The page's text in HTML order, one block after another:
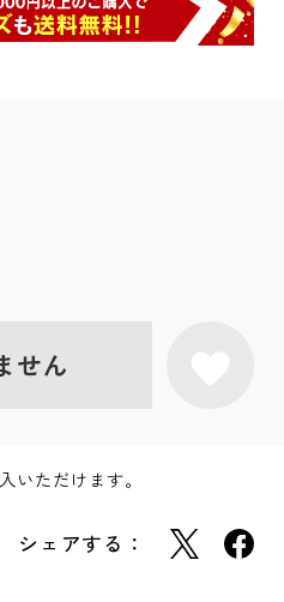
せん
いただけます。
シェアする：